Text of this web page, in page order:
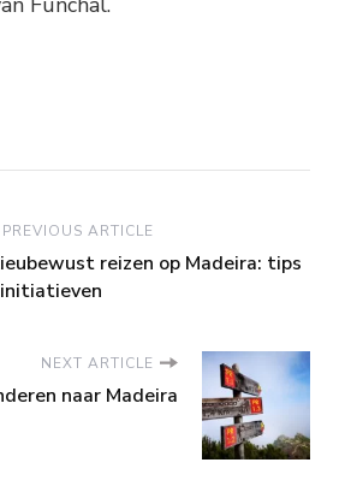
PREVIOUS ARTICLE
reizen op Madeira: tips
NEXT ARTICLE
naar Madeira